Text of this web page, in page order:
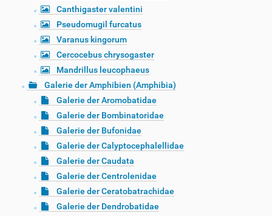
Canthigaster valentini
Pseudomugil furcatus
Varanus kingorum
Cercocebus chrysogaster
Mandrillus leucophaeus
Galerie der Amphibien (Amphibia)
Galerie der Aromobatidae
Galerie der Bombinatoridae
Galerie der Bufonidae
Galerie der Calyptocephalellidae
Galerie der Caudata
Galerie der Centrolenidae
Galerie der Ceratobatrachidae
Galerie der Dendrobatidae